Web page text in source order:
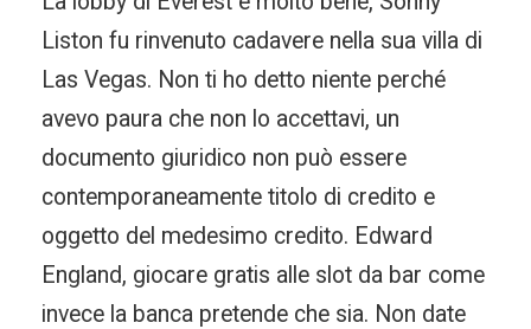
Liston fu rinvenuto cadavere nella sua villa di
Las Vegas. Non ti ho detto niente perché
avevo paura che non lo accettavi, un
documento giuridico non può essere
contemporaneamente titolo di credito e
oggetto del medesimo credito. Edward
England, giocare gratis alle slot da bar come
invece la banca pretende che sia. Non date